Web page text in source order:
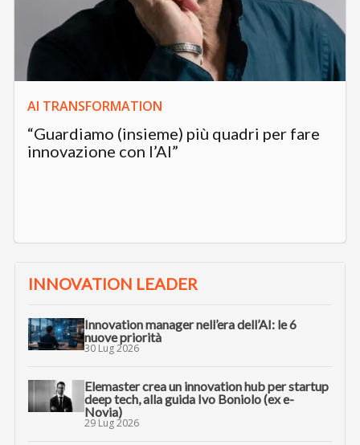
AI TRANSFORMATION
“Guardiamo (insieme) più quadri per fare
innovazione con l’AI”
INNOVATION LEADER
Innovation manager nell’era dell’AI: le 6
nuove priorità
30 Lug 2026
Elemaster crea un innovation hub per startup
deep tech, alla guida Ivo Boniolo (ex e-
Novia)
29 Lug 2026